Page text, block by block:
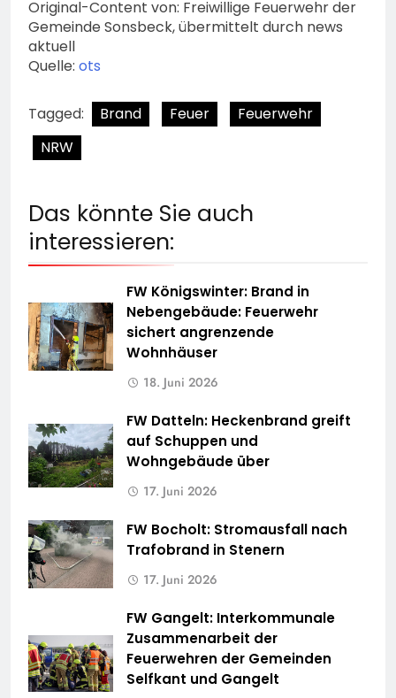
Original-Content von: Freiwillige Feuerwehr der
Gemeinde Sonsbeck, übermittelt durch news
aktuell
Quelle: ots
Tagged: Brand Feuer
Feuerwehr
NRW
Das könnte Sie auch
interessieren:
FW Königswinter: Brand in
Nebengebäude: Feuerwehr
sichert angrenzende
Wohnhäuser
18. Juni 2026
FW Datteln: Heckenbrand greift
auf Schuppen und
Wohngebäude über
17. Juni 2026
FW Bocholt: Stromausfall nach
Trafobrand in Stenern
17. Juni 2026
FW Gangelt: Interkommunale
Zusammenarbeit der
Feuerwehren der Gemeinden
Selfkant und Gangelt